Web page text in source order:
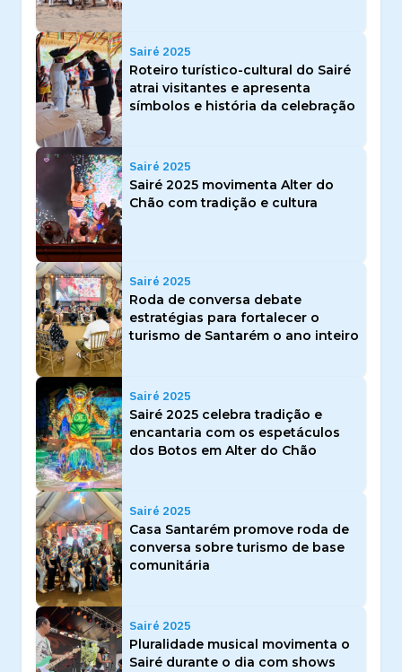
Sairé 2025
Roteiro turístico-cultural do Sairé
atrai visitantes e apresenta
símbolos e história da celebração
Sairé 2025
Sairé 2025 movimenta Alter do
Chão com tradição e cultura
Sairé 2025
Roda de conversa debate
estratégias para fortalecer o
turismo de Santarém o ano inteiro
Sairé 2025
Sairé 2025 celebra tradição e
encantaria com os espetáculos
dos Botos em Alter do Chão
Sairé 2025
Casa Santarém promove roda de
conversa sobre turismo de base
comunitária
Sairé 2025
Pluralidade musical movimenta o
Sairé durante o dia com shows